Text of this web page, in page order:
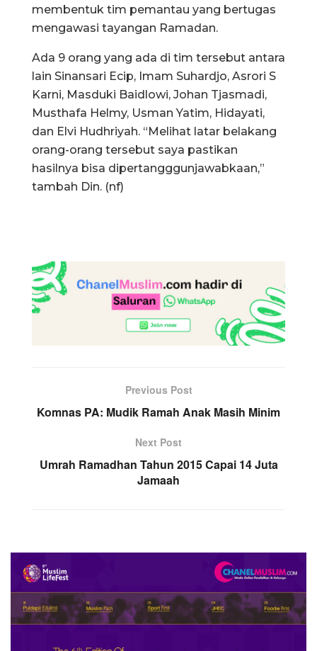
membentuk tim pemantau yang bertugas
mengawasi tayangan Ramadan.
Ada 9 orang yang ada di tim tersebut antara
lain Sinansari Ecip, Imam Suhardjo, Asrori S
Karni, Masduki Baidlowi, Johan Tjasmadi,
Musthafa Helmy, Usman Yatim, Hidayati,
dan Elvi Hudhriyah. “Melihat latar belakang
orang-orang tersebut saya pastikan
hasilnya bisa dipertangggunjawabkaan,”
tambah Din. (nf)
Previous Post
Komnas PA: Mudik Ramah Anak Masih Minim
Next Post
Umrah Ramadhan Tahun 2015 Capai 14 Juta
Jamaah